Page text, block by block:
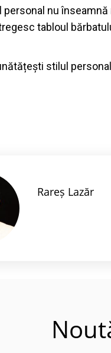
personal nu
tabloul
stilul
Rareș Lazăr